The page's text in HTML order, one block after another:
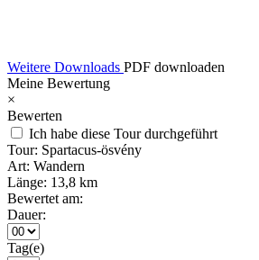
Weitere Downloads PDF downloaden
Meine Bewertung
×
Bewerten
Ich habe diese Tour durchgeführt
Tour: Spartacus-ösvény
Art: Wandern
Länge: 13,8 km
Bewertet am:
Dauer:
Tag(e)